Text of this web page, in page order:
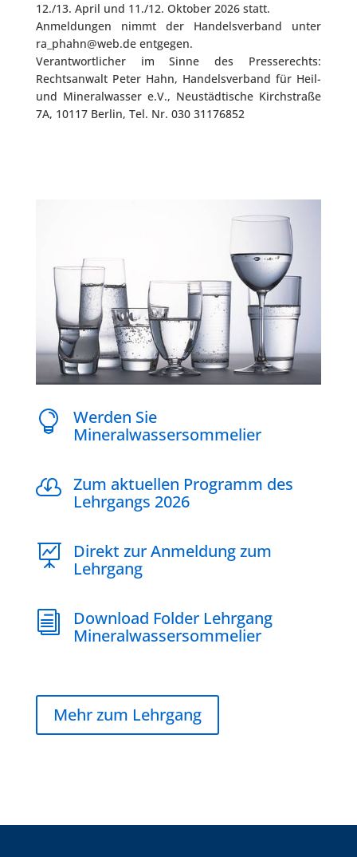
12./13. April und 11./12. Oktober 2026 statt.
Anmeldungen nimmt der Handelsverband unter
ra_phahn@web.de entgegen.
Verantwortlicher im Sinne des Presserechts:
Rechtsanwalt Peter Hahn, Handelsverband für Heil-
und Mineralwasser e.V., Neustädtische Kirchstraße
7A, 10117 Berlin, Tel. Nr. 030 31176852

Werden Sie
Mineralwassersommelier
 Zum aktuellen Programm des
Lehrgangs 2026

Direkt zur Anmeldung zum
Lehrgang
i
Download Folder Lehrgang
Mineralwassersommelier
Mehr zum Lehrgang